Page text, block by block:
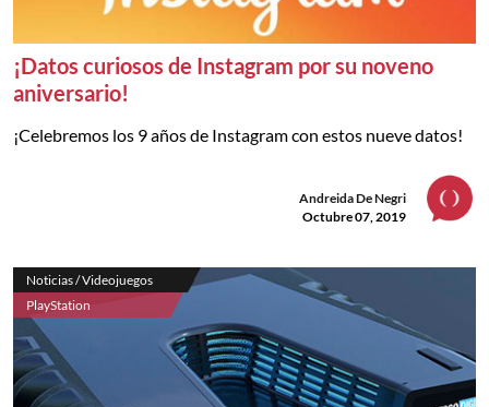
¡Datos curiosos de Instagram por su noveno
aniversario!
¡Celebremos los 9 años de Instagram con estos nueve datos!
Andreida De Negri
Octubre 07, 2019
Noticias / Videojuegos
PlayStation